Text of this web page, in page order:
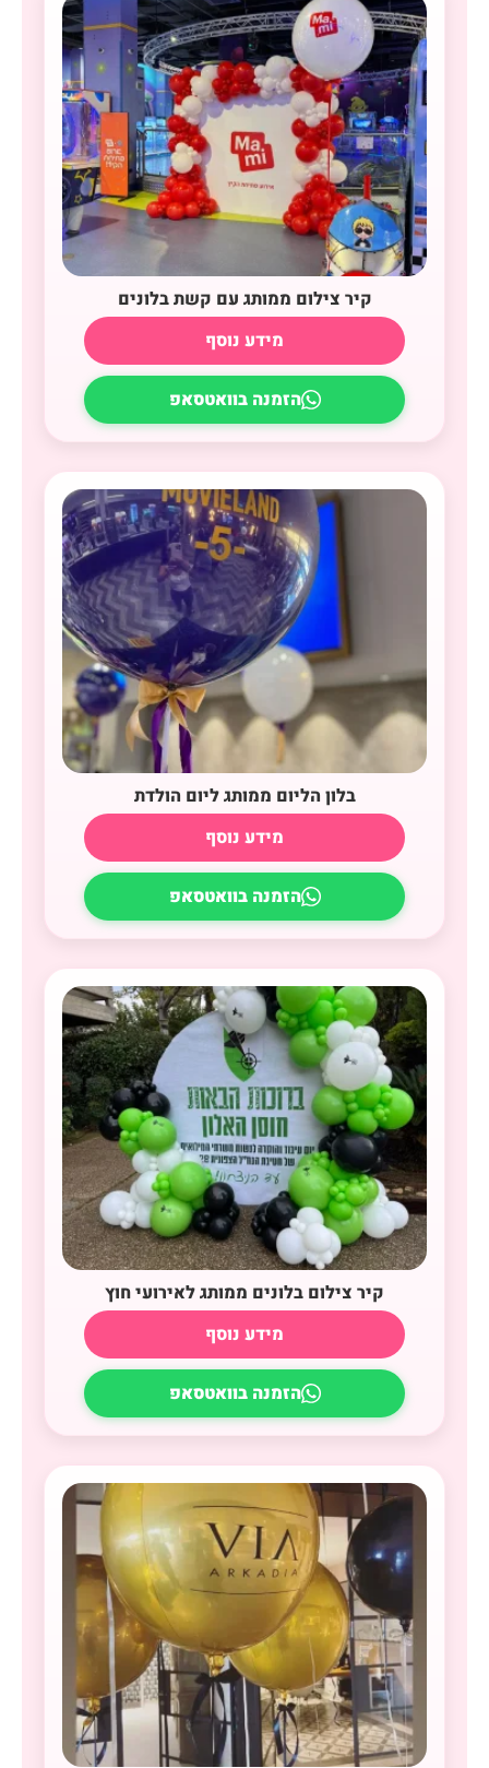
קיר צילום ממותג עם קשת בלונים
מידע נוסף
הזמנה בוואטסאפ
בלון הליום ממותג ליום הולדת
מידע נוסף
הזמנה בוואטסאפ
קיר צילום בלונים ממותג לאירועי חוץ
מידע נוסף
הזמנה בוואטסאפ